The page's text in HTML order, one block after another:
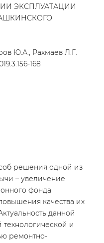
ЭКСПЛУАТАЦИИ
Ю.А., Рахмаев Л.Г.
168
решения одной из
– увеличение
фонда
качества их
данной
и
ремонтно-